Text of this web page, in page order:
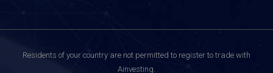
Residents of your country are not permitted to register to trade with
Ainvesting.